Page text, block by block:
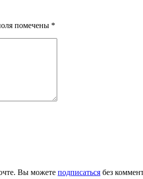
помечены *
Вы можете подписаться без